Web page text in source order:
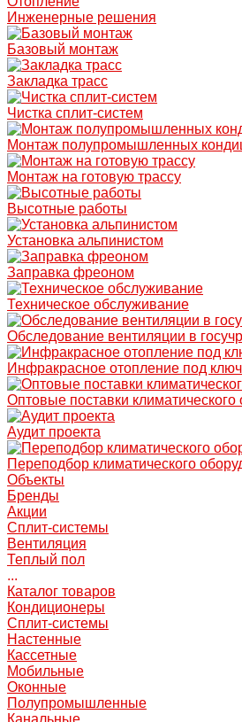
Инженерные решения
Базовый монтаж
Закладка трасс
Чистка сплит-систем
Монтаж полупромышленных
Монтаж на готовую трассу
Высотные работы
Установка альпинистом
Заправка фреоном
Техническое обслуживание
Обследование вентиляции в
Инфракрасное отопление под
Оптовые поставки климатического
Аудит проекта
Переподбор климатического
Объекты
Бренды
Акции
Сплит-системы
Вентиляция
Теплый пол
...
Каталог товаров
Кондиционеры
Сплит-системы
Настенные
Кассетные
Мобильные
Оконные
Полупромышленные
Канальные